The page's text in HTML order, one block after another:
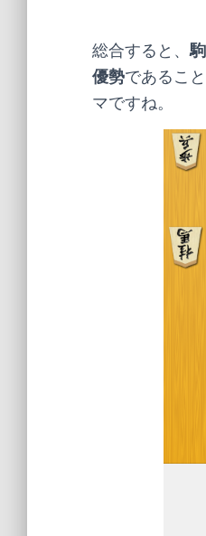
総合すると、
優勢であるこ
マですね。